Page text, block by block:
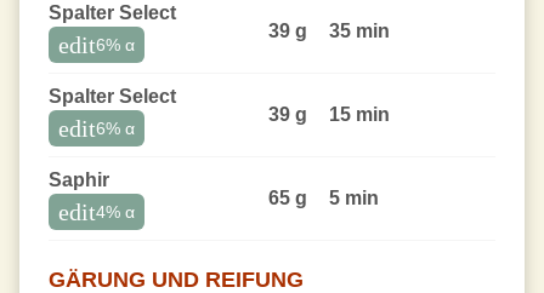
Spalter Select
edit6% α
39 g 35 min
Spalter Select
edit6% α
39 g 15 min
Saphir
edit4% α
65 g 5 min
GÄRUNG UND REIFUNG